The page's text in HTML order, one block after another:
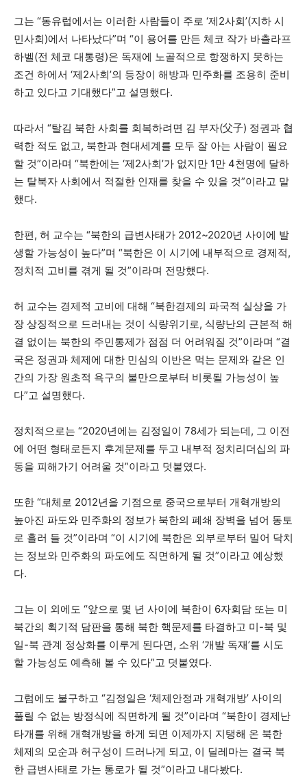
그는 “동유럽에서는 이러한 사람들이 주로 ‘제2사회’(지하 시
민사회)에서 나타났다”며 “이 용어를 만든 체코 작가 바츨라프
하벨(전 체코 대통령)은 독재에 노골적으로 항쟁하지 못하는
조건 하에서 ‘제2사회’의 등장이 해방과 민주화를 조용히 준비
하고 있다고 기대했다”고 설명했다.
따라서 “탈김 북한 사회를 회복하려면 김 부자(父子) 정권과 협
력한 적도 없고, 북한과 현대세계를 모두 잘 아는 사람이 필요
할 것”이라며 “북한에는 ‘제2사회’가 없지만 1만 4천명에 달하
는 탈북자 사회에서 적절한 인재를 찾을 수 있을 것”이라고 말
했다.
한편, 허 교수는 “북한의 급변사태가 2012~2020년 사이에 발
생할 가능성이 높다”며 “북한은 이 시기에 내부적으로 경제적,
정치적 고비를 겪게 될 것”이라며 전망했다.
허 교수는 경제적 고비에 대해 “북한경제의 파국적 실상을 가
장 상징적으로 드러내는 것이 식량위기로, 식량난의 근본적 해
결 없이는 북한의 주민통제가 점점 더 어려워질 것”이라며 “결
국은 정권과 체제에 대한 민심의 이반은 먹는 문제와 같은 인
간의 가장 원초적 욕구의 불만으로부터 비롯될 가능성이 높
다”고 설명했다.
정치적으로는 “2020년에는 김정일이 78세가 되는데, 그 이전
에 어떤 형태로든지 후계문제를 두고 내부적 정치리더십의 파
동을 피해가기 어려울 것”이라고 덧붙였다.
또한 “대체로 2012년을 기점으로 중국으로부터 개혁개방의
높아진 파도와 민주화의 정보가 북한의 폐쇄 장벽을 넘어 동토
로 흘러 들 것”이라며 “이 시기에 북한은 외부로부터 밀어 닥치
는 정보와 민주화의 파도에도 직면하게 될 것”이라고 예상했
다.
그는 이 외에도 “앞으로 몇 년 사이에 북한이 6자회담 또는 미
북간의 획기적 담판을 통해 북한 핵문제를 타결하고 미-북 및
일-북 관계 정상화를 이루게 된다면, 소위 ‘개발 독재’를 시도
할 가능성도 예측해 볼 수 있다”고 덧붙였다.
그럼에도 불구하고 “김정일은 ‘체제안정과 개혁개방’ 사이의
풀릴 수 없는 방정식에 직면하게 될 것”이라며 “북한이 경제난
타개를 위해 개혁개방을 하게 되면 이제까지 지탱해 온 북한
체제의 모순과 허구성이 드러나게 되고, 이 딜레마는 결국 북
한 급변사태로 가는 통로가 될 것”이라고 내다봤다.